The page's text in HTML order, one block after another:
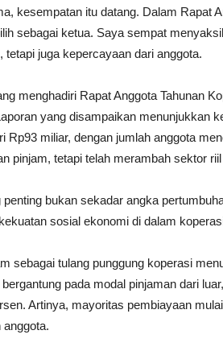
kesempatan itu datang. Dalam Rapat
sebagai ketua. Saya sempat
tetapi juga kepercayaan dari anggota.
menghadiri Rapat Anggota Tahunan
yang disampaikan menunjukkan
Rp93 miliar, dengan jumlah anggota
pinjam, tetapi telah merambah sektor
penting bukan sekadar angka
sosial ekonomi di dalam
sebagai tulang punggung koperasi
pada modal pinjaman dari
Artinya, mayoritas pembiayaan
anggota.